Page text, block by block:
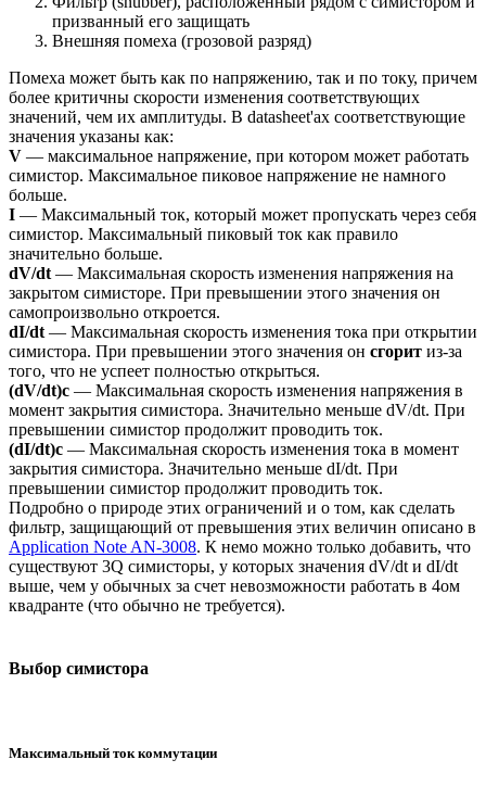
призванный его защищать
Внешняя помеха (грозовой разряд)
Помеха может быть как по напряжению, так и по току, причем
более критичны скорости изменения соответствующих
значений, чем их амплитуды. В datasheet'ах соответствующие
значения указаны как:
V — максимальное напряжение, при котором может работать
симистор. Максимальное пиковое напряжение не намного
больше.
I — Максимальный ток, который может пропускать через себя
симистор. Максимальный пиковый ток как правило
значительно больше.
dV/dt— Максимальная скорость изменения напряжения на
закрытом симисторе. При превышении этого значения он
самопроизвольно откроется.
dI/dt— Максимальная скорость изменения тока при открытии
симистора. При превышении этого значения он сгорит из-за
того, что не успеет полностью открыться.
(dV/dt)c — Максимальная скорость изменения напряжения в
момент закрытия симистора. Значительно меньше dV/dt. При
превышении симистор продолжит проводить ток.
(dI/dt)c — Максимальная скорость изменения тока в момент
закрытия симистора. Значительно меньше dI/dt. При
превышении симистор продолжит проводить ток.
Подробно о природе этих ограничений и о том, как сделать
фильтр, защищающий от превышения этих величин описано в
Application Note AN-3008. К немо можно только добавить, что
существуют 3Q симисторы, у которых значения dV/dt и dI/dt
выше, чем у обычных за счет невозможности работать в 4ом
квадранте (что обычно не требуется).
Выбор симистора
Максимальный ток коммутации